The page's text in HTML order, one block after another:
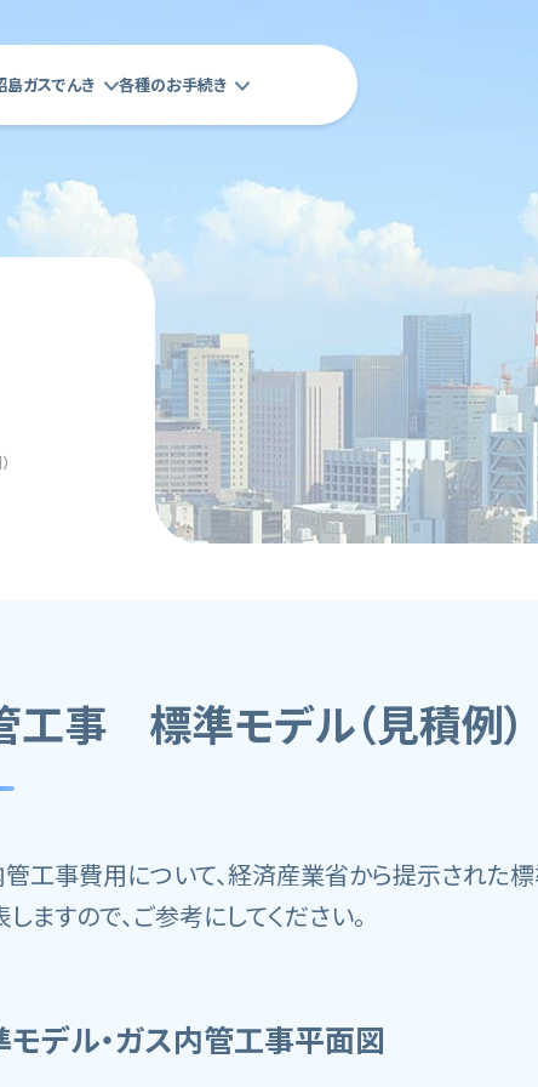
島ガスでんき 各種のお手続き
工事 標準モデル（見積例）
管工事費用について、経済産業省から提示された
しますので、ご参考にしてください。
モデル・ガス内管工事平面図